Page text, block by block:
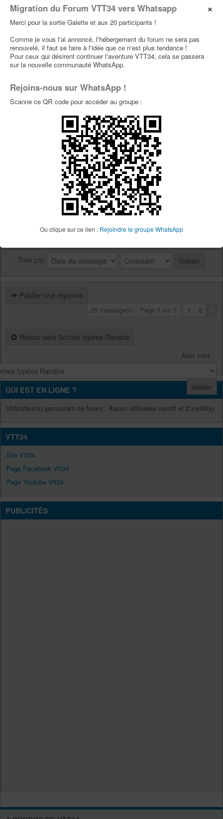
×
Migration du Forum VTT34 vers Whatsapp
Merci pour la sortie Galette et aux 20 participants !
Comme je vous l'ai annoncé, l'hébergement du forum ne sera pas
renouvelé, il faut se faire à l'idée que ce n'est plus tendance !
Pour ceux qui désirent continuer l'aventure VTT34, cela se passera
sur la nouvelle communauté WhatsApp.
Rejoins-nous sur WhatsApp !
Scanne ce QR code pour accéder au groupe :
Ou clique sur ce lien : Rejoindre le groupe WhatsApp
avisé. »
Re: [Samedi19 aout l´aigual]
parTrufito » 23 Août 2023, 07:54
A surveiller la météo pour y aller ce week-end !
On risque de se croiser, j'ai un truc de gravel dimanche
au départ du vigan pour filer vers l'Aigoual
75kms et 1700m de d+ je crois
Vous voulez participer à cette sortie à vélo en club sur
https://strava.app.link/DnD1WvWxuCb
AOaoaooaawww !!!!!!
Trier par
Publier une réponse
25 message(s) Page 3 sur 3 1 2
Retour vers Sorties typées Randos
Aller vers :
QUI EST EN LIGNE ?
Utilisateur(s) parcourant ce forum : Aucun utilisateur inscrit et 2 invité(s)
VTT34
Site Vtt34
Page Facebook Vtt34
Page Youtube Vtt34
PUBLICITÉS